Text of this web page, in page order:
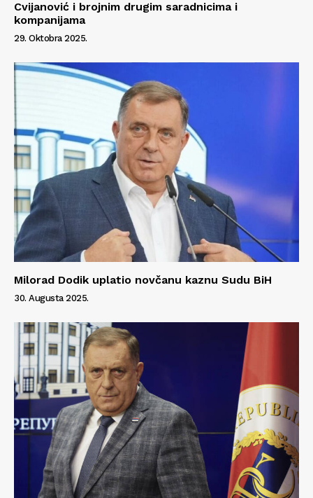
Info
Kontakt
Impressum
Cvijanović i brojnim drugim saradnicima i
kompanijama
29. Oktobra 2025.
Milorad Dodik uplatio novčanu kaznu Sudu BiH
30. Augusta 2025.